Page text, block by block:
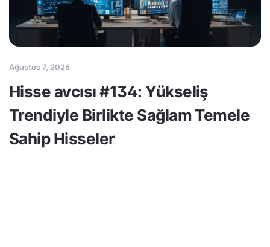
Ağustos 7, 2026
Hisse avcısı #134: Yükseliş
Trendiyle Birlikte Sağlam Temele
Sahip Hisseler